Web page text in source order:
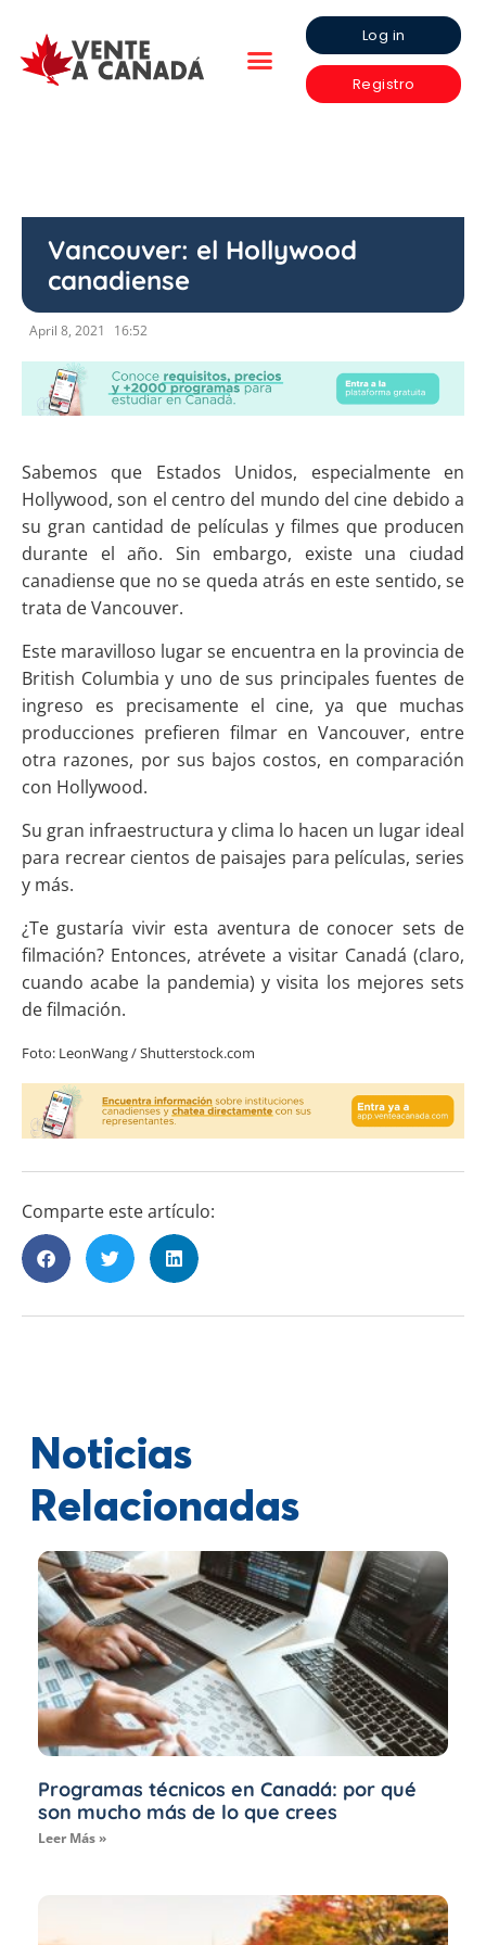
Log in
Registro
Vancouver: el Hollywood
canadiense
April 8, 2021 16:52
Sabemos que Estados Unidos, especialmente en
Hollywood, son el centro del mundo del cine debido a
su gran cantidad de películas y filmes que producen
durante el año. Sin embargo, existe una ciudad
canadiense que no se queda atrás en este sentido, se
trata de Vancouver.
Este maravilloso lugar se encuentra en la provincia de
British Columbia y uno de sus principales fuentes de
ingreso es precisamente el cine, ya que muchas
producciones prefieren filmar en Vancouver, entre
otra razones, por sus bajos costos, en comparación
con Hollywood.
Su gran infraestructura y clima lo hacen un lugar ideal
para recrear cientos de paisajes para películas, series
y más.
¿Te gustaría vivir esta aventura de conocer sets de
filmación? Entonces, atrévete a visitar Canadá (claro,
cuando acabe la pandemia) y visita los mejores sets
de filmación.
Foto: LeonWang / Shutterstock.com
Comparte este artículo:
Noticias
Relacionadas
Programas técnicos en Canadá: por qué
son mucho más de lo que crees
Leer Más »